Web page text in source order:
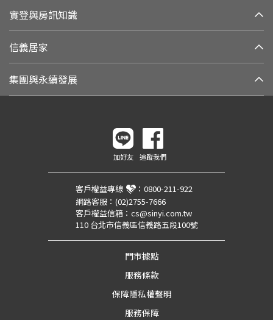
實登與房訊知識
信義居家
集團與永續發展
加好友 追蹤我們
客戶權益專線 ： 0800-211-922
網路客服： (02)2755-7666
客戶權益信箱： cs@sinyi.com.tw
110 台北市信義區信義路五段100號
門市據點
服務條款
保障隱私權聲明
服務保障